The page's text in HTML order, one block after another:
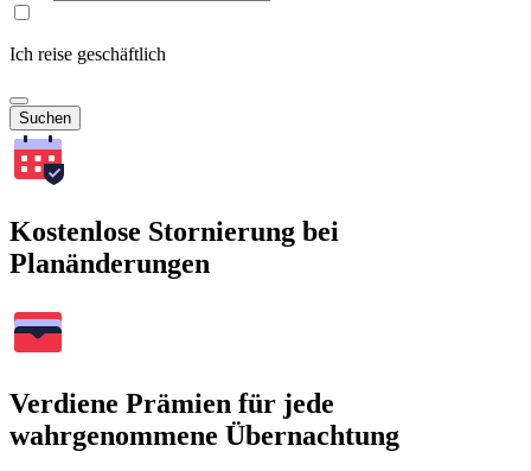
Ich reise geschäftlich
Suchen
Kostenlose Stornierung bei
Planänderungen
Verdiene Prämien für jede
wahrgenommene Übernachtung